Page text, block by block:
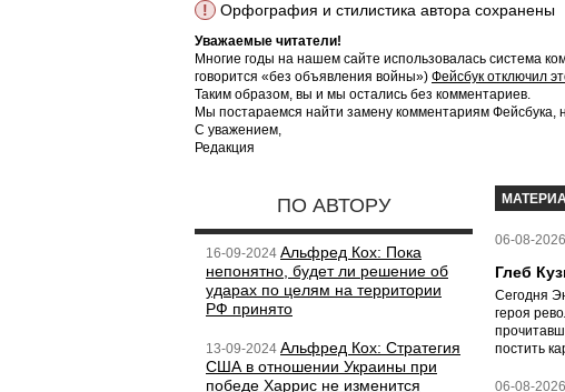
!
Орфография и стилистика автора сохранены
Уважаемые читатели!
Многие годы на нашем сайте использовалась система
говорится «без объявления войны») Фейсбук отключил
Таким образом, вы и мы остались без комментариев.
Мы постараемся найти замену комментариям Фейсбука,
С уважением,
Редакция
ПО АВТОРУ
16-09-2024 Альфред Кох: Пока
непонятно, будет ли решение об
ударах по целям на территории
РФ принято
13-09-2024 Альфред Кох: Стратегия
США в отношении Украины при
победе Харрис не изменится
06-08-
Глеб
Сегодня
героя
постить
06-08-